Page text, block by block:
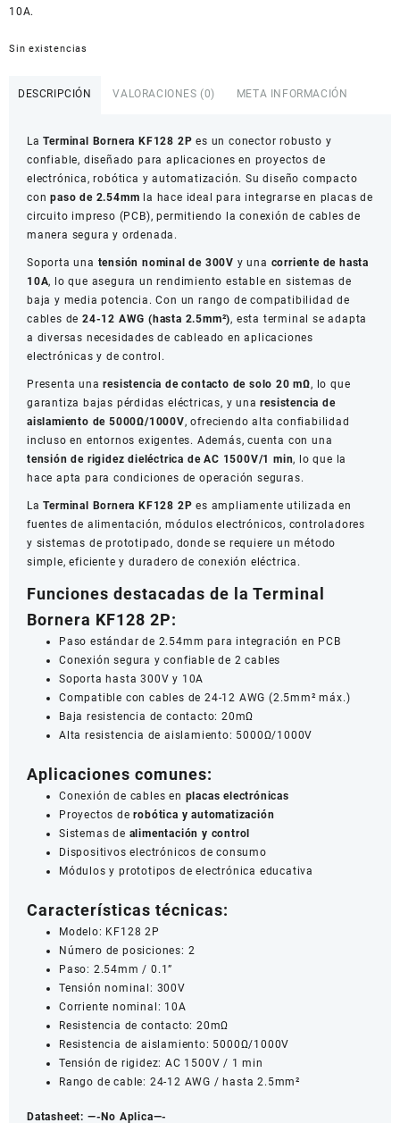
10A.
Sin existencias
DESCRIPCIÓN VALORACIONES (0) META INFORMACIÓN
LaTerminal Bornera KF128 2P es un conector robusto y
confiable, diseñado para aplicaciones en proyectos de
electrónica, robótica y automatización. Su diseño compacto
conpaso de 2.54mm la hace ideal para integrarse en placas de
circuito impreso (PCB), permitiendo la conexión de cables de
manera segura y ordenada.
Soporta una tensión nominal de 300V y una corriente de hasta
10A, lo que asegura un rendimiento estable en sistemas de
baja y media potencia. Con un rango de compatibilidad de
cables de 24-12 AWG (hasta 2.5mm²), esta terminal se adapta
a diversas necesidades de cableado en aplicaciones
electrónicas y de control.
Presenta unaresistencia de contacto de solo 20 mΩ, lo que
garantiza bajas pérdidas eléctricas, y unaresistencia de
aislamiento de 5000Ω/1000V, ofreciendo alta confiabilidad
incluso en entornos exigentes. Además, cuenta con una
tensión de rigidez dieléctrica de AC 1500V/1 min, lo que la
hace apta para condiciones de operación seguras.
LaTerminal Bornera KF128 2P es ampliamente utilizada en
fuentes de alimentación, módulos electrónicos, controladores
y sistemas de prototipado, donde se requiere un método
simple, eficiente y duradero de conexión eléctrica.
Funciones destacadas de la Terminal
Bornera KF128 2P:
Paso estándar de 2.54mm para integración en PCB
Conexión segura y confiable de 2 cables
Soporta hasta 300V y 10A
Compatible con cables de 24-12 AWG (2.5mm² máx.)
Baja resistencia de contacto: 20mΩ
Alta resistencia de aislamiento: 5000Ω/1000V
Aplicaciones comunes:
Conexión de cables en placas electrónicas
Proyectos derobótica y automatización
Sistemas de alimentación y control
Dispositivos electrónicos de consumo
Módulos y prototipos de electrónica educativa
Características técnicas:
Modelo: KF128 2P
Número de posiciones: 2
Paso: 2.54mm / 0.1”
Tensión nominal: 300V
Corriente nominal: 10A
Resistencia de contacto: 20mΩ
Resistencia de aislamiento: 5000Ω/1000V
Tensión de rigidez: AC 1500V / 1 min
Rango de cable: 24-12 AWG / hasta 2.5mm²
Datasheet: —-No Aplica—-